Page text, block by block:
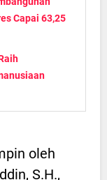
Capai 63,25
oleh
S.H.,